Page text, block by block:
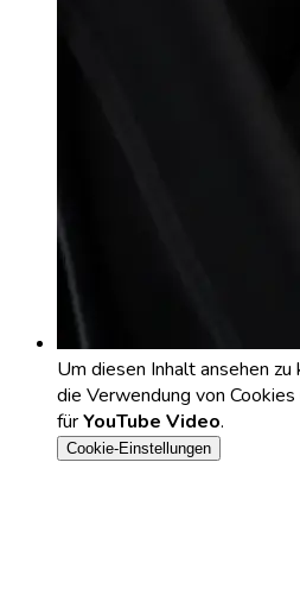
Um diesen Inhalt ansehen
die Verwendung von
fürYouTube Video.
Cookie-Einstellungen